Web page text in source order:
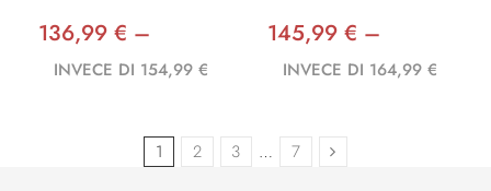
136,99 € –
INVECE DI 154,99 €
145,99 € –
INVECE DI 164,99 €
1 2 3 … 7